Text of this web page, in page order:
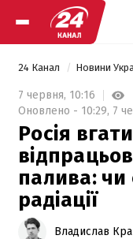
24 Канал Новини
7 червня, 10:16
Оновлено - 10:29, 7
Росія
палива: чи
радіації
Владислав